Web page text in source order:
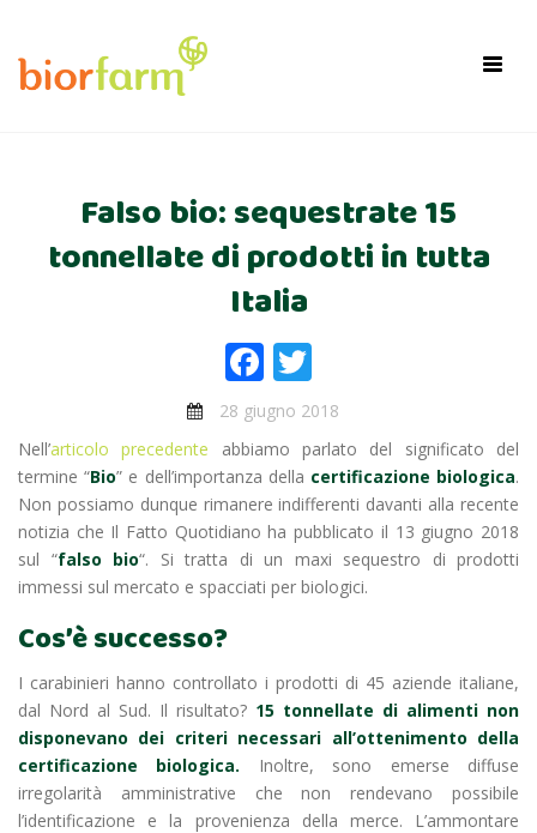
Falso bio: sequestrate 15
tonnellate di prodotti in tutta
Italia
Facebook
28 giugno 2018
Nell’articolo precedente abbiamo parlato del significato del
termine “Bio” e dell’importanza della certificazione biologica.
Non possiamo dunque rimanere indifferenti davanti alla recente
notizia che Il Fatto Quotidiano ha pubblicato il 13 giugno 2018
sul “falso bio“. Si tratta di un maxi sequestro di prodotti
immessi sul mercato e spacciati per biologici.
Cos’è successo?
I carabinieri hanno controllato i prodotti di 45 aziende italiane,
dal Nord al Sud. Il risultato? 15 tonnellate di alimenti non
disponevano dei criteri necessari all’ottenimento della
certificazione biologica. Inoltre, sono emerse diffuse
irregolarità amministrative che non rendevano possibile
l’identificazione e la provenienza della merce. L’ammontare